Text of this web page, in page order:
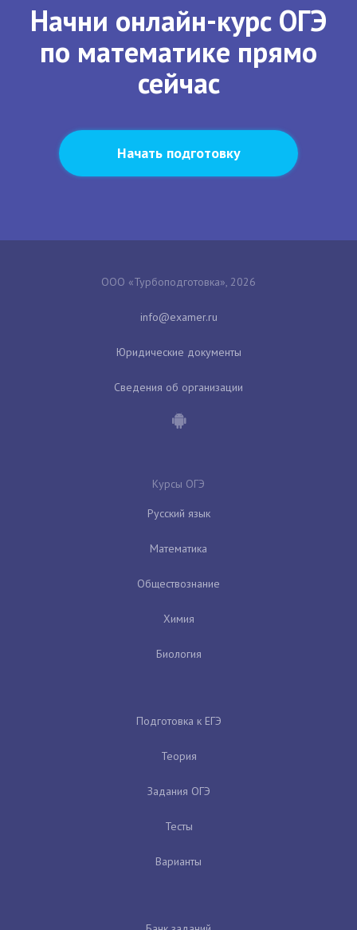
Начни онлайн-курс ОГЭ
по математике прямо
сейчас
Начать подготовку
ООО «Турбоподготовка», 2026
Юридические документы
Сведения об организации
Курсы ОГЭ
Русский язык
Математика
Обществознание
Химия
Биология
Подготовка к ЕГЭ
Теория
Задания ОГЭ
Тесты
Варианты